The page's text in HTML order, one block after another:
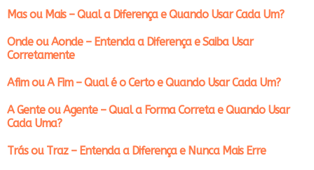
Mas ou Mais – Qual a Diferença e Quando Usar Cada Um?
Onde ou Aonde – Entenda a Diferença e Saiba Usar
Corretamente
Afim ou A Fim – Qual é o Certo e Quando Usar Cada Um?
A Gente ou Agente – Qual a Forma Correta e Quando Usar
Cada Uma?
Trás ou Traz – Entenda a Diferença e Nunca Mais Erre